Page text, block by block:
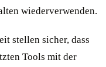
wiederverwenden.
stellen sicher, dass
Tools mit der